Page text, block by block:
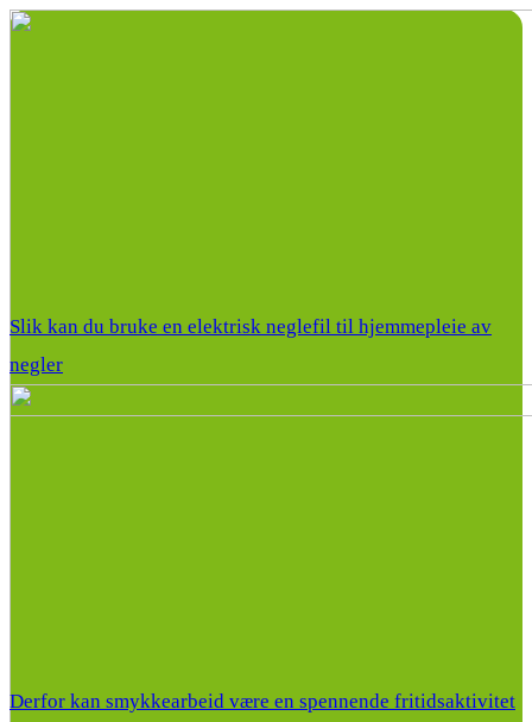
Slik kan du bruke en elektrisk neglefil til hjemmepleie av
negler
Derfor kan smykkearbeid være en spennende fritidsaktivitet